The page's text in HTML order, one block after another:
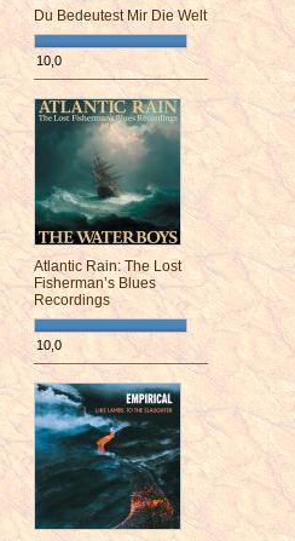
Du Bedeutest Mir Die Welt
10,0
¯¯¯¯¯¯¯¯¯¯¯¯¯¯¯¯¯¯¯¯¯¯¯¯
Atlantic Rain: The Lost
Fisherman’s Blues
Recordings
10,0
¯¯¯¯¯¯¯¯¯¯¯¯¯¯¯¯¯¯¯¯¯¯¯¯